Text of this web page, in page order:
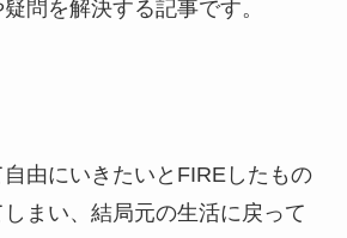
問を解決する記事です。
由にいきたいとFIREしたもの
まい、結局元の生活に戻って